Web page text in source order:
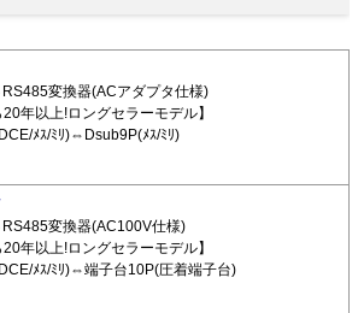
変換器(ACアダプタ仕様)
20年以上!ロングセラーモデル】
ﾒｽ/ﾐﾘ)⇔Dsub9P(ﾒｽ/ﾐﾘ)
変換器(AC100V仕様)
20年以上!ロングセラーモデル】
ﾒｽ/ﾐﾘ)⇔端子台10P(圧着端子台)